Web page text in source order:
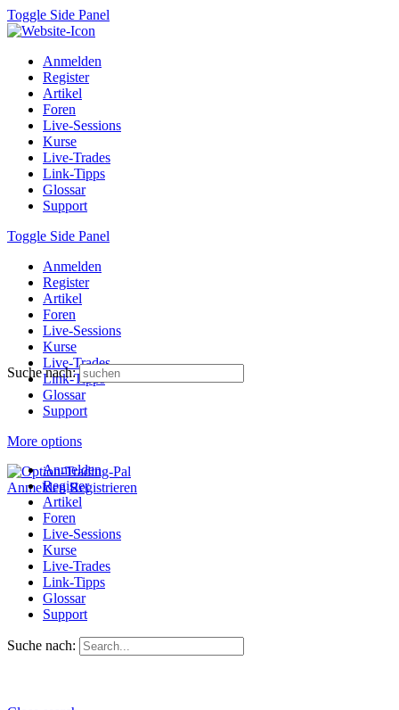
Toggle Side Panel
Anmelden
Register
Artikel
Foren
Live-Sessions
Kurse
Live-Trades
Link-Tipps
Glossar
Support
Toggle Side Panel
Anmelden
Register
Artikel
Foren
Live-Sessions
Kurse
Live-Trades
Link-Tipps
Glossar
Support
More options
Anmelden Registrieren
Suche nach:
Anmelden
Register
Artikel
Foren
Live-Sessions
Kurse
Live-Trades
Link-Tipps
Glossar
Support
Suche nach: